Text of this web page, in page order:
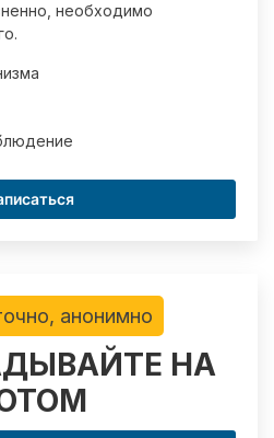
необходимо
анонимно
НА